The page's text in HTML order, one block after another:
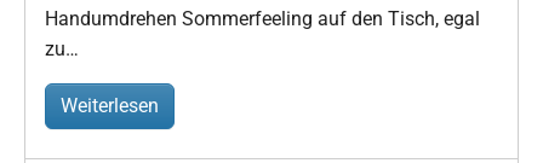
Handumdrehen Sommerfeeling auf den Tisch, egal
zu…
Weiterlesen